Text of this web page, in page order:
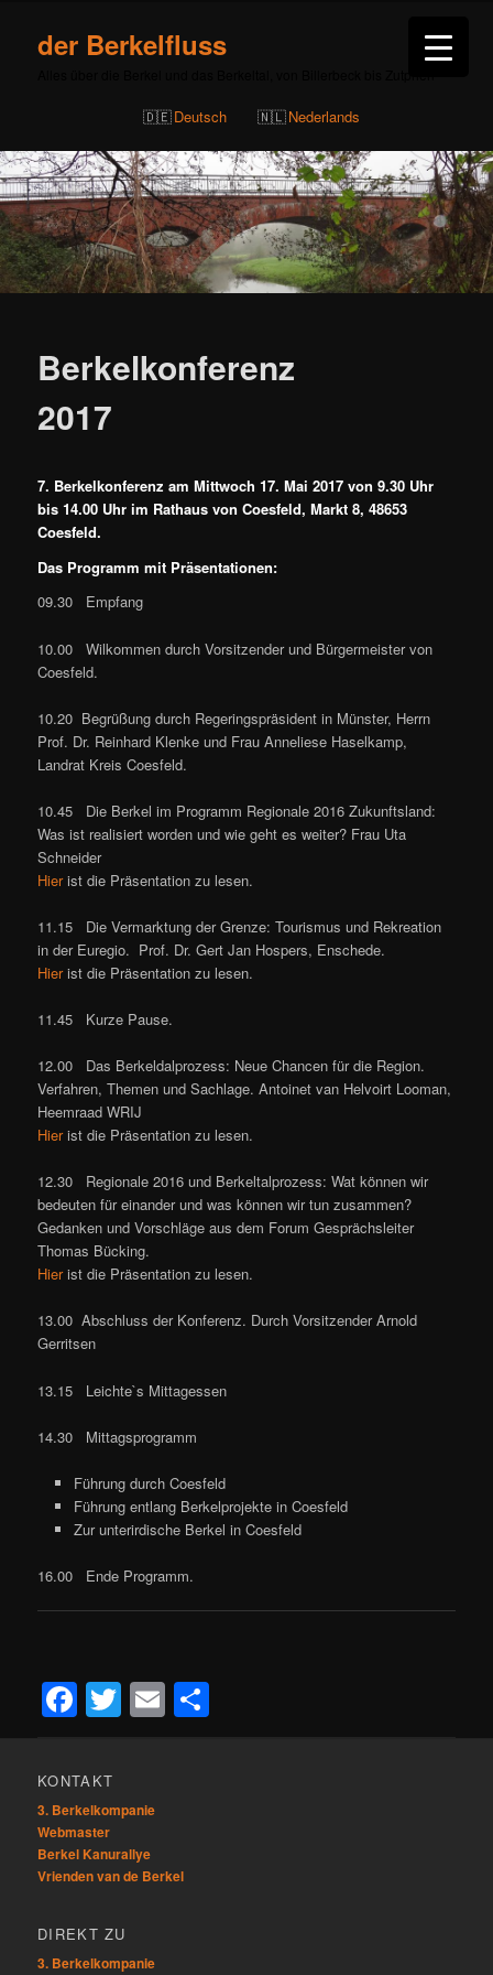
der Berkelfluss
Deutsch Nederlands
Berkelkonferenz
2017
7. Berkelkonferenz am Mittwoch 17. Mai 2017 von 9.30 Uhr
bis 14.00 Uhr im Rathaus von Coesfeld, Markt 8, 48653
Coesfeld.
Das Programm mit Präsentationen:
09.30 Empfang
10.00 Wilkommen durch Vorsitzender und Bürgermeister von
Coesfeld.
10.20 Begrüßung durch Regeringspräsident in Münster, Herrn
Prof. Dr. Reinhard Klenke und Frau Anneliese Haselkamp,
Landrat Kreis Coesfeld.
10.45 Die Berkel im Programm Regionale 2016 Zukunftsland:
Was ist realisiert worden und wie geht es weiter? Frau Uta
Schneider
Hierist die Präsentation zu lesen.
11.15 Die Vermarktung der Grenze: Tourismus und Rekreation
in der Euregio. Prof. Dr. Gert Jan Hospers, Enschede.
Hierist die Präsentation zu lesen.
11.45 Kurze Pause.
12.00 Das Berkeldalprozess: Neue Chancen für die Region.
Verfahren, Themen und Sachlage. Antoinet van Helvoirt Looman,
Heemraad WRIJ
Hierist die Präsentation zu lesen.
12.30 Regionale 2016 und Berkeltalprozess: Wat können wir
bedeuten für einander und was können wir tun zusammen?
Gedanken und Vorschläge aus dem Forum Gesprächsleiter
Thomas Bücking.
Hierist die Präsentation zu lesen.
13.00 Abschluss der Konferenz. Durch Vorsitzender Arnold
Gerritsen
13.15 Leichte`s Mittagessen
14.30 Mittagsprogramm
Führung durch Coesfeld
Führung entlang Berkelprojekte in Coesfeld
Zur unterirdische Berkel in Coesfeld
16.00 Ende Programm.
Facebook
Twitter
Email
KONTAKT
3. Berkelkompanie
Webmaster
Berkel Kanurallye
Vrienden van de Berkel
DIREKT ZU
3. Berkelkompanie